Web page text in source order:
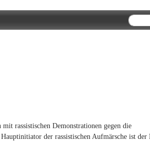
Suche
rassistischen Demonstrationen gegen die
der rassistischen Aufmärsche ist der